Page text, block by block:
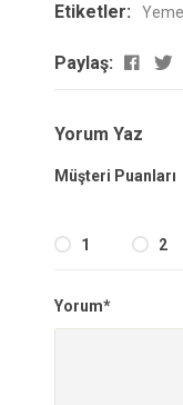
Etiketler:
Paylaş:
Yorum Yaz
Müşteri Puanları
1 2
Yorum*